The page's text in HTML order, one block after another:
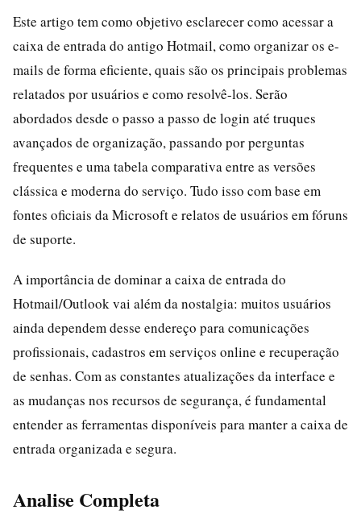
Este artigo tem como objetivo esclarecer como acessar a
caixa de entrada do antigo Hotmail, como organizar os e-
mails de forma eficiente, quais são os principais problemas
relatados por usuários e como resolvê-los. Serão
abordados desde o passo a passo de login até truques
avançados de organização, passando por perguntas
frequentes e uma tabela comparativa entre as versões
clássica e moderna do serviço. Tudo isso com base em
fontes oficiais da Microsoft e relatos de usuários em fóruns
de suporte.
A importância de dominar a caixa de entrada do
Hotmail/Outlook vai além da nostalgia: muitos usuários
ainda dependem desse endereço para comunicações
profissionais, cadastros em serviços online e recuperação
de senhas. Com as constantes atualizações da interface e
as mudanças nos recursos de segurança, é fundamental
entender as ferramentas disponíveis para manter a caixa de
entrada organizada e segura.
Analise Completa